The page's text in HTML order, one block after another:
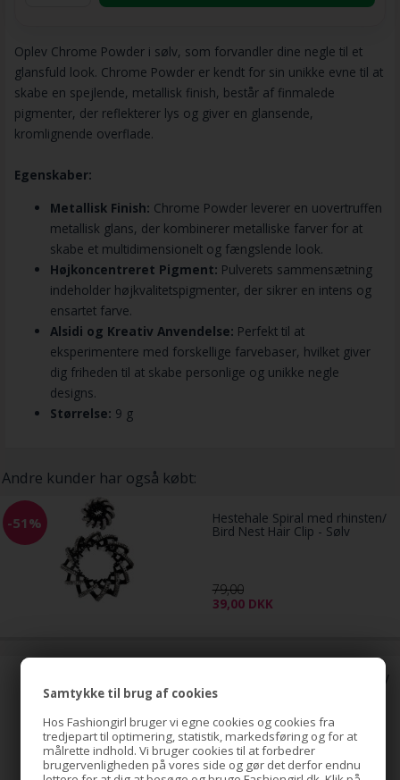
Samtykke til brug af cookies
Hos Fashiongirl bruger vi egne cookies og cookies fra
tredjepart til optimering, statistik, markedsføring og for at
målrette indhold. Vi bruger cookies til at forbedrer
brugervenligheden på vores side og gør det derfor endnu
Oplev Chrome Powder i sølv, som forvandler dine negle til et
glansfuld look. Chrome Powder er kendt for sin unikke evne til at
skabe en spejlende, metallisk finish, består af finmalede
pigmenter, der reflekterer lys og giver en glansende,
kromlignende overflade.
Egenskaber:
Metallisk Finish: Chrome Powder leverer en uovertruffen
metallisk glans, der kombinerer metalliske farver for at
skabe et multidimensionelt og fængslende look.
Højkoncentreret Pigment: Pulverets sammensætning
indeholder højkvalitetspigmenter, der sikrer en intens og
ensartet farve.
Alsidi og Kreativ Anvendelse: Perfekt til at
eksperimentere med forskellige farvebaser, hvilket giver
dig friheden til at skabe personlige og unikke negle
designs.
Størrelse: 9 g
Andre kunder har også købt:
-51% Hestehale Spiral med rhinsten/
Bird Nest Hair Clip - Sølv
79,00
39,00 DKK
Pony tail Fiber extensions Curly
rød 33#
229,00 DKK